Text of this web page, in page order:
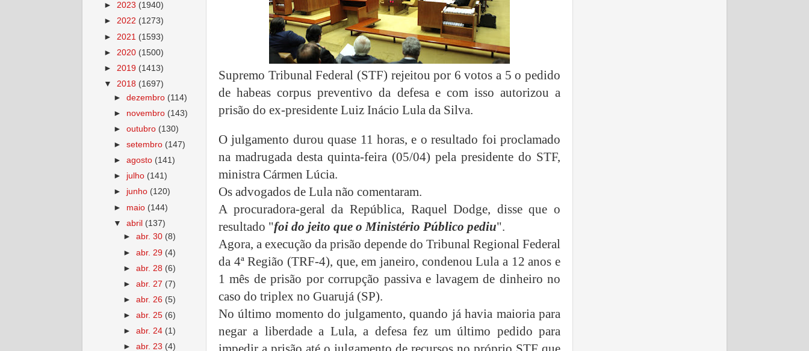
Supremo Tribunal Federal (STF) rejeitou por 6 votos a 5 o pedido
de habeas corpus preventivo da defesa e com isso autorizou a
prisão do ex-presidente Luiz Inácio Lula da Silva.
O julgamento durou quase 11 horas, e o resultado foi proclamado
na madrugada desta quinta-feira (05/04) pela presidente do STF,
ministra Cármen Lúcia.
Os advogados de Lula não comentaram.
A procuradora-geral da República, Raquel Dodge, disse que o
resultado "foi do jeito que o Ministério Público pediu".
Agora, a execução da prisão depende do Tribunal Regional Federal
da 4ª Região (TRF-4), que, em janeiro, condenou Lula a 12 anos e
1 mês de prisão por corrupção passiva e lavagem de dinheiro no
caso do triplex no Guarujá (SP).
No último momento do julgamento, quando já havia maioria para
negar a liberdade a Lula, a defesa fez um último pedido para
► 2023 (1940)
► 2022 (1273)
► 2021 (1593)
► 2020 (1500)
► 2019 (1413)
▼ 2018 (1697)
►dezembro (114)
► novembro (143)
►outubro (130)
►setembro (147)
►agosto (141)
► julho (141)
► junho (120)
► maio (144)
▼abril (137)
►abr. 30 (8)
►abr. 29 (4)
►abr. 28 (6)
►abr. 27 (7)
►abr. 26 (5)
►abr. 25 (6)
►abr. 24 (1)
►abr. 23 (4)